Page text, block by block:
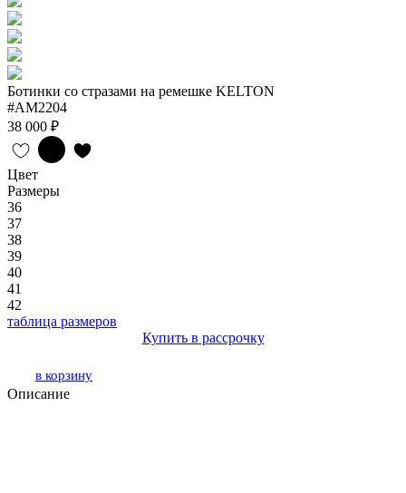
Ботинки со стразами на ремешке KELTON
#AM2204
38 000 ₽
Цвет
Размеры
36
37
38
39
40
41
42
таблица размеров
Купить в рассрочку
в корзину
Описание